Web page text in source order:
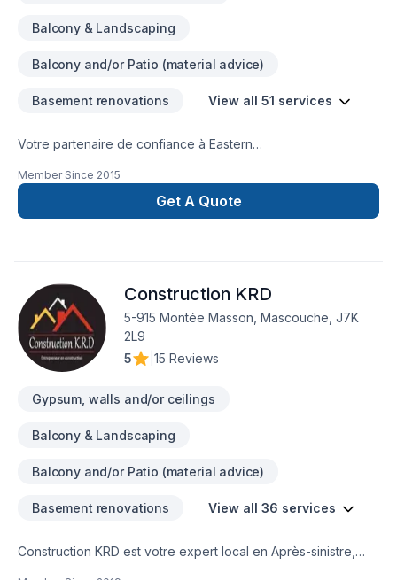
Balcony & Landscaping
Balcony and/or Patio (material advice)
Basement renovations View all 51 services
Votre partenaire de confiance à Eastern
Ambiance Design Sim Art, spécialiste de Arbres et haies,
Béton, Calfeutrage, Carrelage, Crépis, Cuisine, Démolition,
Drain français, Excavation, Excavation intérieur, Fissures,
Tourbe, Transport, prêt à concrétiser vos projets les plus
ambitieux. Nous privilégions la transparence, l'écoute et
l'efficacité pour bâtir des relations de confiance avec nos
clients. Parlons de votre projet aujourd'hui et voyons
comment nous pouvons vous aider.
Member Since 2015
Get A Quote
Construction KRD
5-915 Montée Masson, Mascouche, J7K
2L9
5
15 Reviews
Gypsum, walls and/or ceilings
Balcony & Landscaping
Balcony and/or Patio (material advice)
Basement renovations View all 36 services
Construction KRD est votre expert local en Après-sinistre,